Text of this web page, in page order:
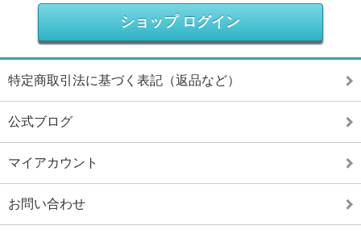
ショップ ログイン
特定商取引法に基づく表記（返品など）
公式ブログ
マイアカウント
お問い合わせ